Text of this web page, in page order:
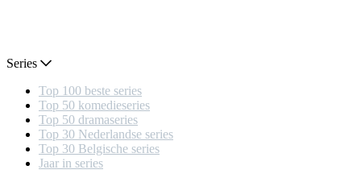
Series
Top 100 beste series
Top 50 komedieseries
Top 50 dramaseries
Top 30 Nederlandse series
Top 30 Belgische series
Jaar in series